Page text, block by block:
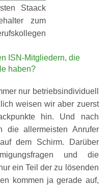
Staack
zum
ISN-Mitgliedern, die
haben?
nur betriebsindividuell
weisen wir aber zuerst
hin. Und nach
die allermeisten Anrufer
dem Schirm. Darüber
und die
ein Teil der zu lösenden
kommen ja gerade auf,